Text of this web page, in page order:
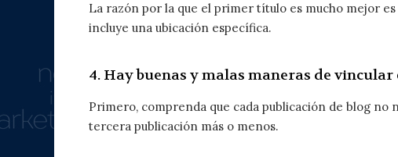
La razón por la que el primer título es mucho mejor
incluye una ubicación específica.
4. Hay buenas y malas maneras de vincular
Primero, comprenda que cada publicación de blog no
tercera publicación más o menos.